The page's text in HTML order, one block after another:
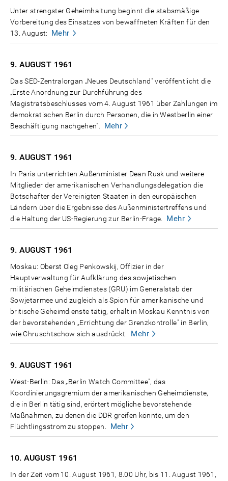
Unter strengster Geheimhaltung beginnt die stabsmäßige
Vorbereitung des Einsatzes von bewaffneten Kräften für den
13. August:
Mehr
9. AUGUST 1961
Das SED-Zentralorgan „Neues Deutschland" veröffentlicht die
„Erste Anordnung zur Durchführung des
Magistratsbeschlusses vom 4. August 1961 über Zahlungen im
demokratischen Berlin durch Personen, die in Westberlin einer
Beschäftigung nachgehen".
Mehr
9. AUGUST 1961
In Paris unterrichten Außenminister Dean Rusk und weitere
Mitglieder der amerikanischen Verhandlungsdelegation die
Botschafter der Vereinigten Staaten in den europäischen
Ländern über die Ergebnisse des Außenministertreffens und
die Haltung der US-Regierung zur Berlin-Frage.
Mehr
9. AUGUST 1961
Moskau: Oberst Oleg Penkowskij, Offizier in der
Hauptverwaltung für Aufklärung des sowjetischen
militärischen Geheimdienstes (GRU) im Generalstab der
Sowjetarmee und zugleich als Spion für amerikanische und
britische Geheimdienste tätig, erhält in Moskau Kenntnis von
der bevorstehenden „Errichtung der Grenzkontrolle" in Berlin,
wie Chruschtschow sich ausdrückt.
Mehr
9. AUGUST 1961
West-Berlin: Das „Berlin Watch Committee", das
Koordinierungsgremium der amerikanischen Geheimdienste,
die in Berlin tätig sind, erörtert mögliche bevorstehende
Maßnahmen, zu denen die DDR greifen könnte, um den
Flüchtlingsstrom zu stoppen.
Mehr
10. AUGUST 1961
In der Zeit vom 10. August 1961, 8.00 Uhr, bis 11. August 1961,